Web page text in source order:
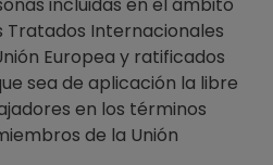
Tratados Internacionales
Europea y ratificados
sea de aplicación la libre
en los términos
de la Unión